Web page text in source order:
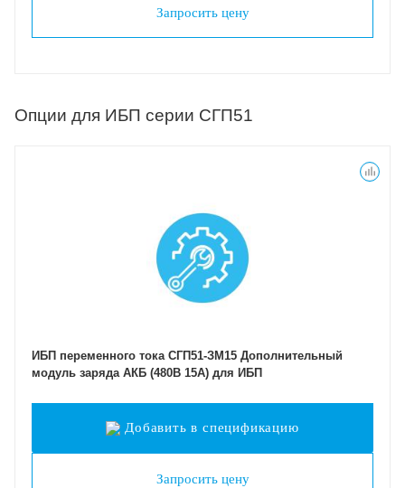
Запросить цену
Опции для ИБП серии СГП51
ИБП переменного тока СГП51-ЗМ15 Дополнительный
модуль заряда АКБ (480В 15А) для ИБП
Добавить в спецификацию
Запросить цену